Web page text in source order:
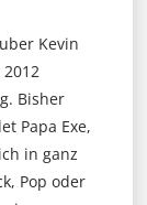
Kevin
Bisher
Papa Exe,
in ganz
Pop oder